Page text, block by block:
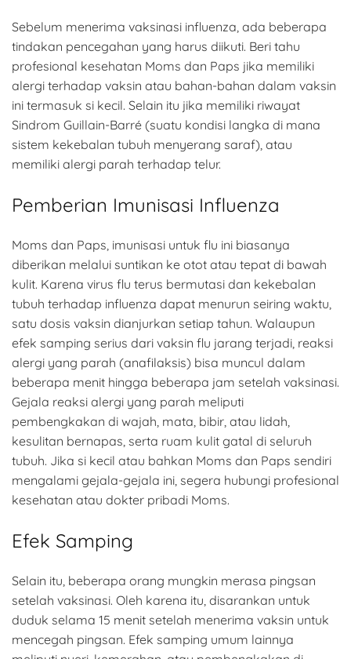
Sebelum menerima vaksinasi influenza, ada beberapa
tindakan pencegahan yang harus diikuti. Beri tahu
profesional kesehatan Moms dan Paps jika memiliki
alergi terhadap vaksin atau bahan-bahan dalam vaksin
ini termasuk si kecil. Selain itu jika memiliki riwayat
Sindrom Guillain-Barré (suatu kondisi langka di mana
sistem kekebalan tubuh menyerang saraf), atau
memiliki alergi parah terhadap telur.
Pemberian Imunisasi Influenza
Moms dan Paps, imunisasi untuk flu ini biasanya
diberikan melalui suntikan ke otot atau tepat di bawah
kulit. Karena virus flu terus bermutasi dan kekebalan
tubuh terhadap influenza dapat menurun seiring waktu,
satu dosis vaksin dianjurkan setiap tahun. Walaupun
efek samping serius dari vaksin flu jarang terjadi, reaksi
alergi yang parah (anafilaksis) bisa muncul dalam
beberapa menit hingga beberapa jam setelah vaksinasi.
Gejala reaksi alergi yang parah meliputi
pembengkakan di wajah, mata, bibir, atau lidah,
kesulitan bernapas, serta ruam kulit gatal di seluruh
tubuh. Jika si kecil atau bahkan Moms dan Paps sendiri
mengalami gejala-gejala ini, segera hubungi profesional
kesehatan atau dokter pribadi Moms.
Efek Samping
Selain itu, beberapa orang mungkin merasa pingsan
setelah vaksinasi. Oleh karena itu, disarankan untuk
duduk selama 15 menit setelah menerima vaksin untuk
mencegah pingsan. Efek samping umum lainnya